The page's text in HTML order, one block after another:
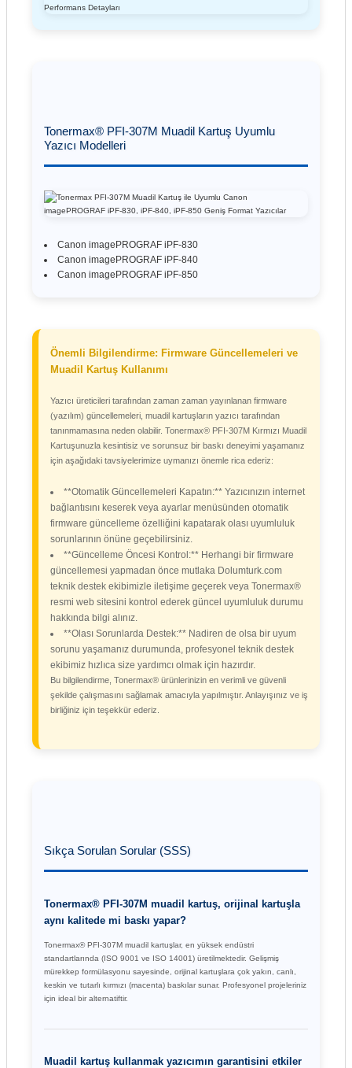
Tonermax® PFI-307M Muadil Kartuş Uyumlu
Yazıcı Modelleri
Canon imagePROGRAF iPF-830
Canon imagePROGRAF iPF-840
Canon imagePROGRAF iPF-850
Önemli Bilgilendirme: Firmware Güncellemeleri ve
Muadil Kartuş Kullanımı
Yazıcı üreticileri tarafından zaman zaman yayınlanan firmware
(yazılım) güncellemeleri, muadil kartuşların yazıcı tarafından
tanınmamasına neden olabilir. Tonermax® PFI-307M Kırmızı Muadil
Kartuşunuzla kesintisiz ve sorunsuz bir baskı deneyimi yaşamanız
için aşağıdaki tavsiyelerimize uymanızı önemle rica ederiz:
**Otomatik Güncellemeleri Kapatın:** Yazıcınızın internet
bağlantısını keserek veya ayarlar menüsünden otomatik
firmware güncelleme özelliğini kapatarak olası uyumluluk
sorunlarının önüne geçebilirsiniz.
**Güncelleme Öncesi Kontrol:** Herhangi bir firmware
güncellemesi yapmadan önce mutlaka Dolumturk.com
teknik destek ekibimizle iletişime geçerek veya Tonermax®
resmi web sitesini kontrol ederek güncel uyumluluk durumu
hakkında bilgi alınız.
**Olası Sorunlarda Destek:** Nadiren de olsa bir uyum
sorunu yaşamanız durumunda, profesyonel teknik destek
ekibimiz hızlıca size yardımcı olmak için hazırdır.
Bu bilgilendirme, Tonermax® ürünlerinizin en verimli ve güvenli
şekilde çalışmasını sağlamak amacıyla yapılmıştır. Anlayışınız ve iş
birliğiniz için teşekkür ederiz.
Sıkça Sorulan Sorular (SSS)
Tonermax® PFI-307M muadil kartuş, orijinal kartuşla
aynı kalitede mi baskı yapar?
Tonermax® PFI-307M muadil kartuşlar, en yüksek endüstri
standartlarında (ISO 9001 ve ISO 14001) üretilmektedir. Gelişmiş
mürekkep formülasyonu sayesinde, orijinal kartuşlara çok yakın, canlı,
keskin ve tutarlı kırmızı (macenta) baskılar sunar. Profesyonel projeleriniz
için ideal bir alternatiftir.
Muadil kartuş kullanmak yazıcımın garantisini etkiler